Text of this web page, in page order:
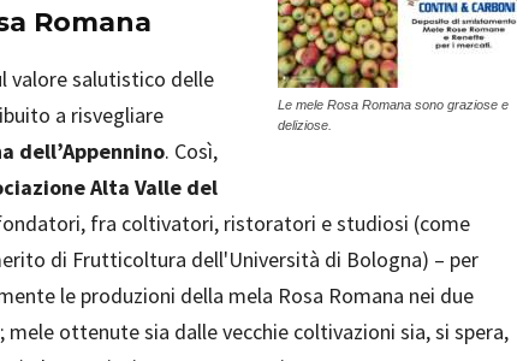
Le mele Rosa Romana sono graziose e
deliziose.
Romana
valore salutistico delle
a risvegliare
dell’Appennino. Così,
Alta Valle del
fra coltivatori, ristoratori e studiosi (come
di Frutticoltura dell'Università di Bologna) – per
le produzioni della mela Rosa Romana nei due
ottenute sia dalle vecchie coltivazioni sia, si spera,